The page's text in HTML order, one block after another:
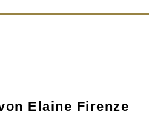
Elaine Firenze